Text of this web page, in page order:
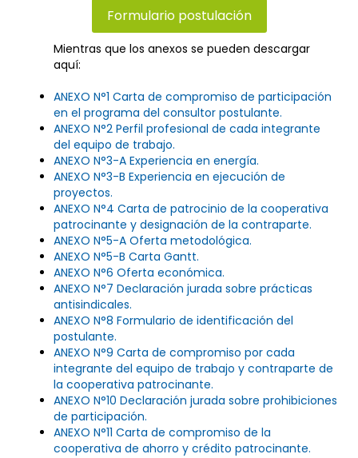
Formulario postulación
Mientras que los anexos se pueden descargar
aquí:
ANEXO N°1 Carta de compromiso de participación
en el programa del consultor postulante.
ANEXO N°2 Perfil profesional de cada integrante
del equipo de trabajo.
ANEXO N°3-A Experiencia en energía.
ANEXO N°3-B Experiencia en ejecución de
proyectos.
ANEXO N°4 Carta de patrocinio de la cooperativa
patrocinante y designación de la contraparte.
ANEXO N°5-A Oferta metodológica.
ANEXO N°5-B Carta Gantt.
ANEXO N°6 Oferta económica.
ANEXO N°7 Declaración jurada sobre prácticas
antisindicales.
ANEXO N°8 Formulario de identificación del
postulante.
ANEXO N°9 Carta de compromiso por cada
integrante del equipo de trabajo y contraparte de
la cooperativa patrocinante.
ANEXO N°10Declaración jurada sobre prohibiciones
de participación.
ANEXO N°11 Carta de compromiso de la
cooperativa de ahorro y crédito patrocinante.